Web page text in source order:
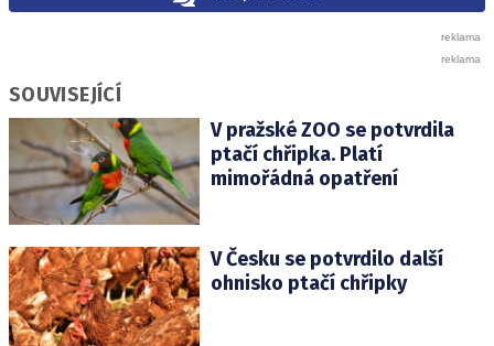
SOUVISEJÍCÍ
V pražské ZOO se potvrdila
ptačí chřipka. Platí
mimořádná opatření
V Česku se potvrdilo další
ohnisko ptačí chřipky